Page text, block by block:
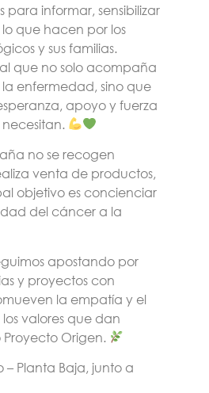
para informar, sensibilizar
que hacen por los
y sus familias.
que no solo acompaña
enfermedad, sino que
apoyo y fuerza
no se recogen
venta de productos,
objetivo es concienciar
del cáncer a la
apostando por
y proyectos con
la empatía y el
valores que dan
Origen.
– Planta Baja, junto a